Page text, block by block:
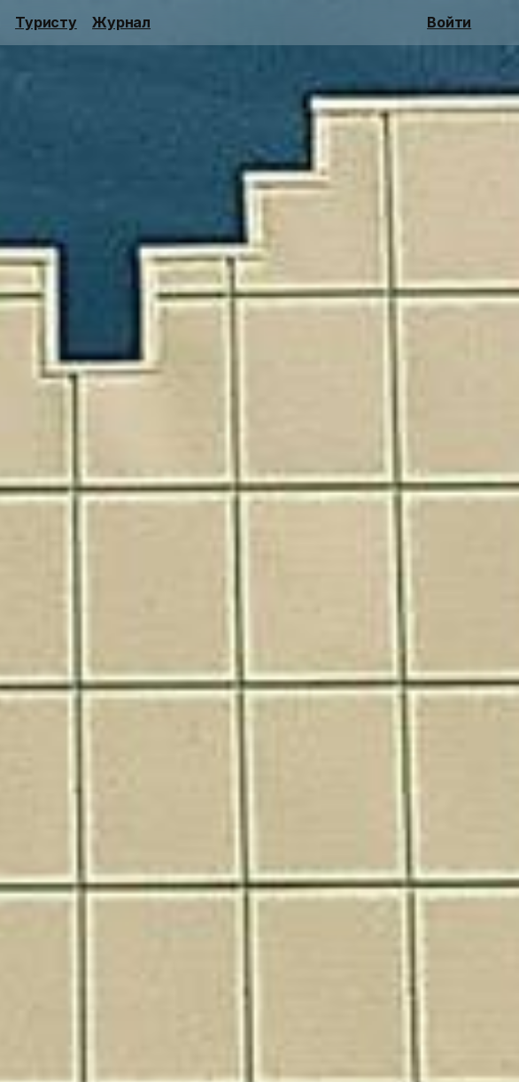
Туристу Журнал Войти